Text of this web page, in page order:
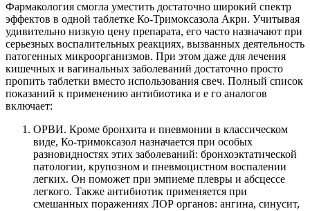
Фармакология смогла уместить достаточно широкий спектр
эффектов в одной таблетке Ко-Тримоксазола Акри. Учитывая
удивительно низкую цену препарата, его часто назначают при
серьезных воспалительных реакциях, вызванных деятельность
патогенных микроорганизмов. При этом даже для лечения
кишечных и вагинальных заболеваний достаточно просто
пропить таблетки вместо использования свеч. Полный список
показаний к применению антибиотика и е го аналогов
включает:
ОРВИ. Кроме бронхита и пневмонии в классическом
виде, Ко-тримоксазол назначается при особых
разновидностях этих заболеваний: бронхоэктатической
патологии, крупозном и пневмоцистном воспалении
легких. Он поможет при эмпиеме плевры и абсцессе
легкого. Также антибиотик применяется при
смешанных поражениях ЛОР органов: ангина, синусит,